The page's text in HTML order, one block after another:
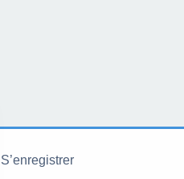
S’enregistrer